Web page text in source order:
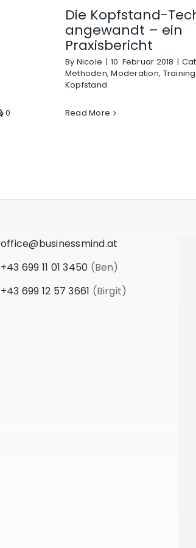
0
Die Kopfstand-
angewandt – ein
Praxisbericht
By Nicole | 10. Februar 2018 |
Methoden,Moderation, Training
Kopfstand
Read More
office@businessmind.at
+43 699 11 01 3450 (Ben)
+43 699 12 57 3661 (Birgit)